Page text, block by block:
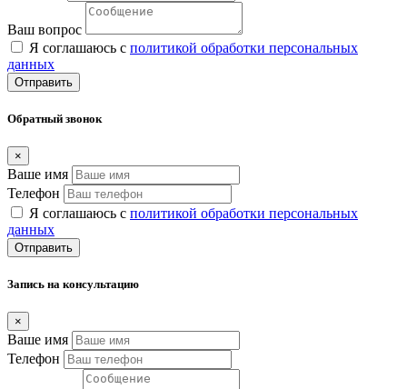
Ваш вопрос
Я соглашаюсь с политикой обработки персональных
данных
Отправить
Обратный звонок
×
Ваше имя
Телефон
Я соглашаюсь с политикой обработки персональных
данных
Отправить
Запись на консультацию
×
Ваше имя
Телефон